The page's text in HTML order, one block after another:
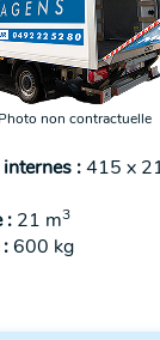
Photo non contractuelle
:415 x
: 21 m3
600 kg